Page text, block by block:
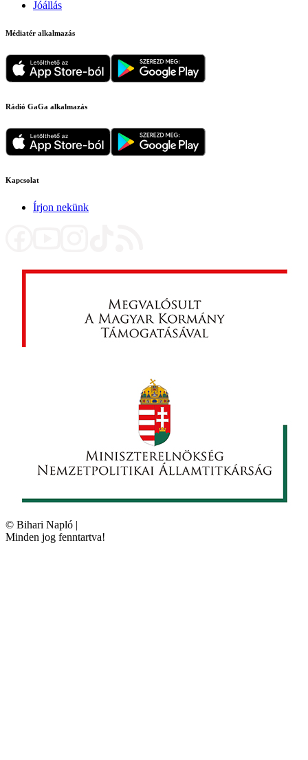
Jóállás
Médiatér alkalmazás
Rádió GaGa alkalmazás
Kapcsolat
Írjon nekünk
© Bihari Napló |
Minden jog fenntartva!